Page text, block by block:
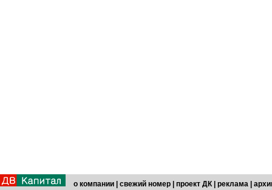
о компании свежий номер проект ДК реклама